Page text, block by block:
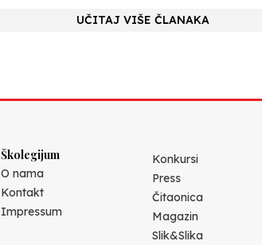
UČITAJ VIŠE ČLANAKA
Školegijum
O nama
Kontakt
Impressum
Konkursi
Press
Čitaonica
Magazin
Slik&Slika